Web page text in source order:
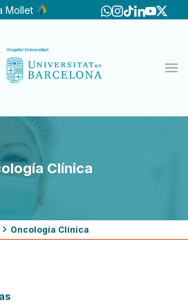
Mollet
Clínica
Oncología Clínica